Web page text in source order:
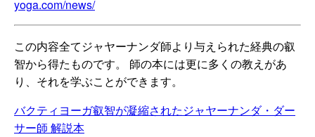
yoga.com/news/
この内容全てジャヤーナンダ師より与えられた経典の叡
智から得たものです。 師の本には更に多くの教えがあ
り、それを学ぶことができます。
バクティヨーガ叡智が凝縮されたジャヤーナンダ・ダー
サー師 解説本